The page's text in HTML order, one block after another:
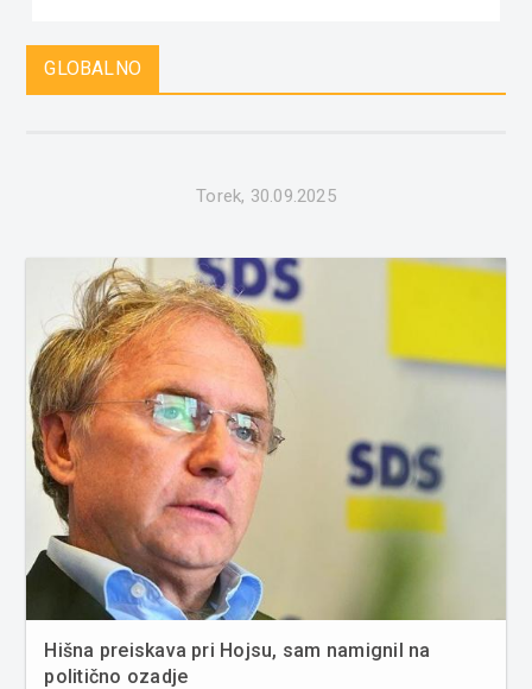
GLOBALNO
Torek, 30.09.2025
Hišna preiskava pri Hojsu, sam namignil na
politično ozadje